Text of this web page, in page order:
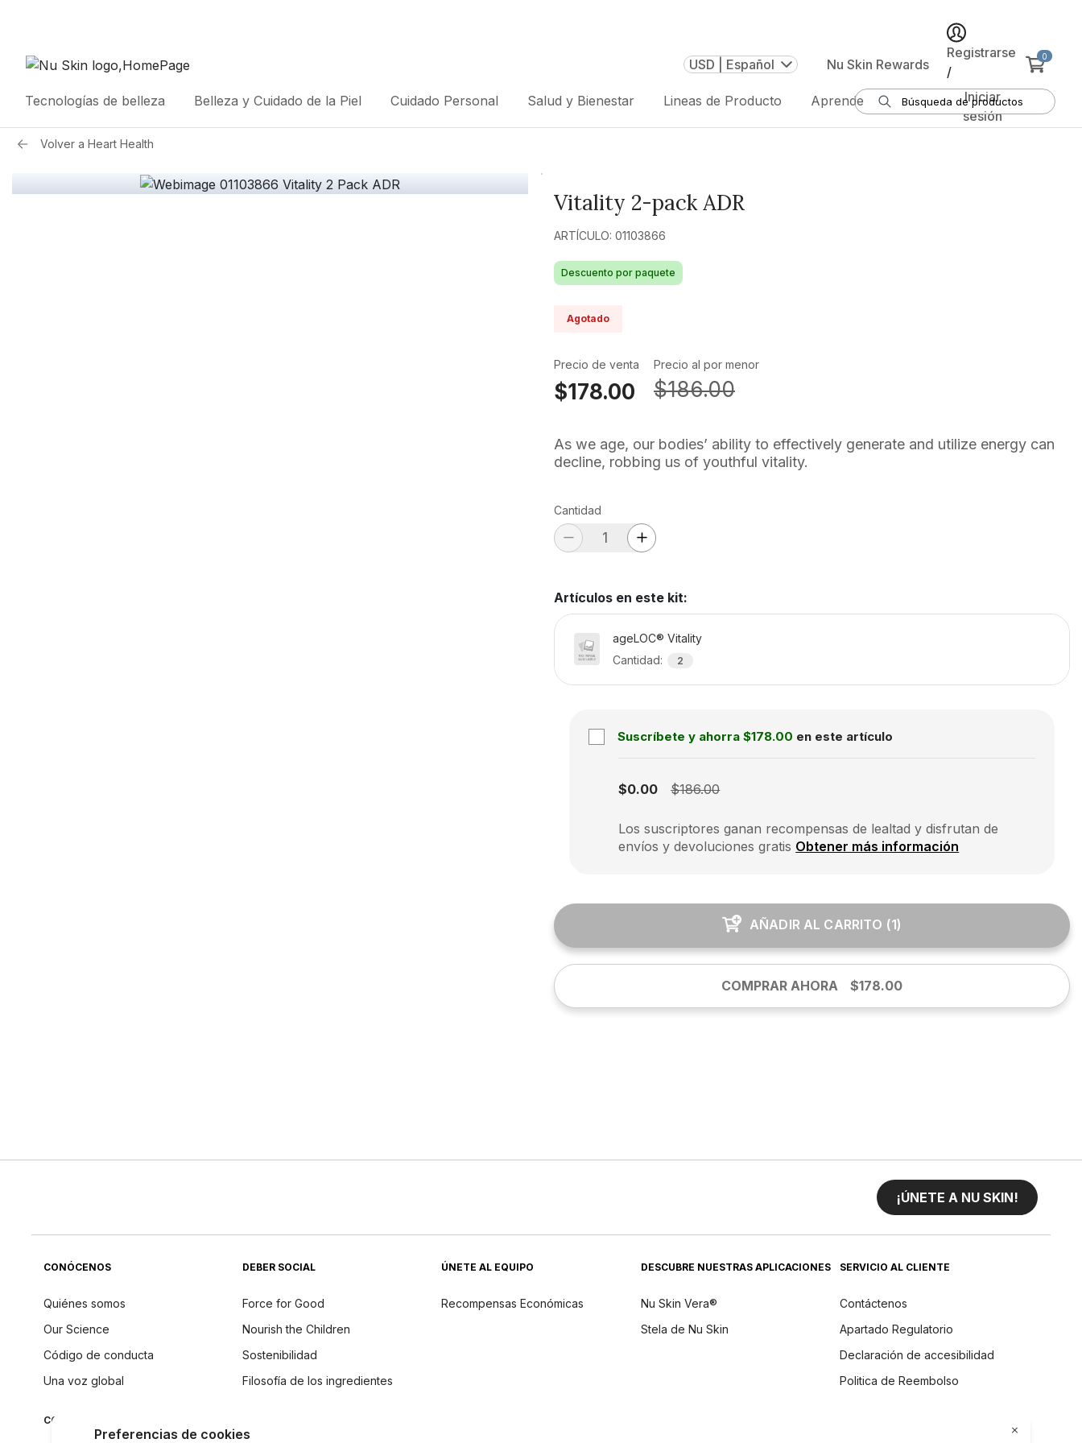
USD | Español Nu Skin Rewards
Registrarse
/
Iniciar
sesión
0
Tecnologías de belleza Belleza y Cuidado de la Piel Cuidado Personal Salud y Bienestar Lineas de Producto Aprende
Volver a Heart Health
Vitality 2-pack ADR
ARTÍCULO: 01103866
Descuento por paquete
Agotado
Precio de venta
$178.00
Precio al por menor
$186.00
As we age, our bodies’ ability to effectively generate and utilize energy can
decline, robbing us of youthful vitality.
Cantidad
Artículos en este kit:
ageLOC® Vitality
Cantidad: 2
Suscríbete y ahorra $178.00 en este artículo
$0.00
$186.00
Los suscriptores ganan recompensas de lealtad y disfrutan de
envíos y devoluciones gratis Obtener más información
AÑADIR AL CARRITO (1)
COMPRAR AHORA $178.00
¡ÚNETE A NU SKIN!
CONÓCENOS
Quiénes somos
Our Science
Código de conducta
Una voz global
DEBER SOCIAL
Force for Good
Nourish the Children
Sostenibilidad
Filosofía de los ingredientes
ÚNETE AL EQUIPO
Recompensas Económicas
DESCUBRE NUESTRAS APLICACIONES
Nu Skin Vera®
Stela de Nu Skin
SERVICIO AL CLIENTE
Contáctenos
Apartado Regulatorio
Declaración de accesibilidad
Politica de Reembolso
CONECTAR CON NU SKIN